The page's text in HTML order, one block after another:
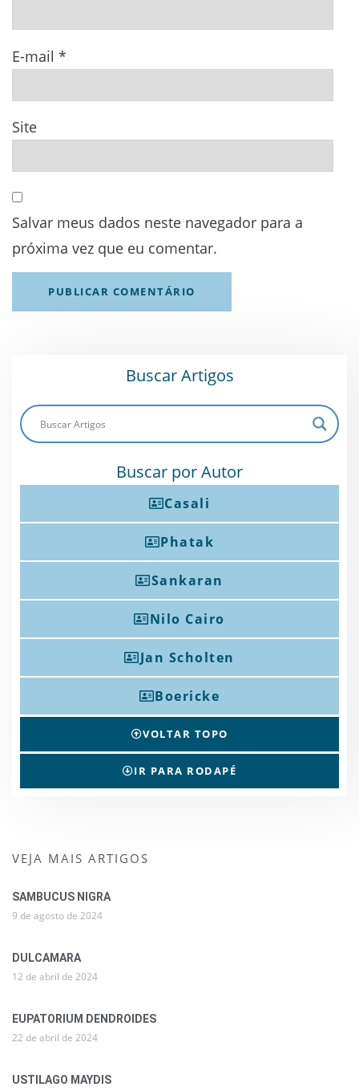
E-mail *
Site
Salvar meus dados neste navegador para a
próxima vez que eu comentar.
Buscar Artigos
Buscar por Autor
Casali
Phatak
Sankaran
Nilo Cairo
Jan Scholten
Boericke
VOLTAR TOPO
IR PARA RODAPÉ
VEJA MAIS ARTIGOS
SAMBUCUS NIGRA
9 de agosto de 2024
DULCAMARA
12 de abril de 2024
EUPATORIUM DENDROIDES
22 de abril de 2024
USTILAGO MAYDIS